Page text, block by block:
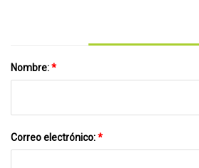
Nombre:*
Correo electrónico:*